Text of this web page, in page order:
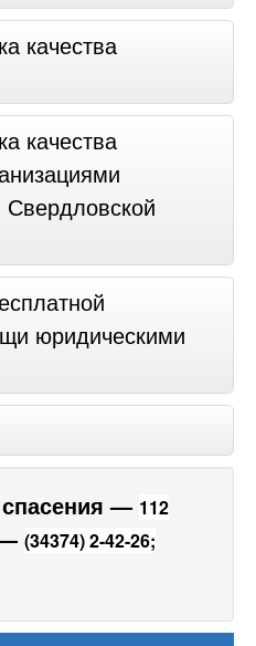
качества
качества
юридическими
— 112
(34374) 2-42-26;